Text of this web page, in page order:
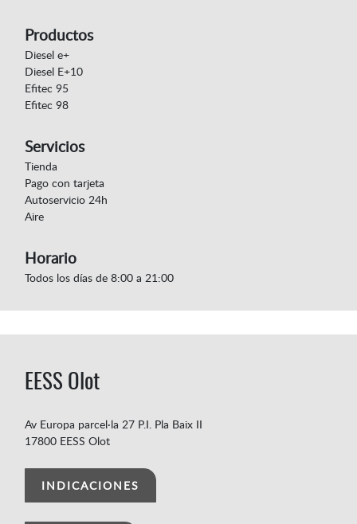
Productos
Diesel e+
Diesel E+10
Efitec 95
Efitec 98
Servicios
Tienda
Pago con tarjeta
Autoservicio 24h
Aire
Horario
Todos los días de 8:00 a 21:00
EESS Olot
Av Europa parcel·la 27 P.I. Pla Baix II
17800 EESS Olot
INDICACIONES